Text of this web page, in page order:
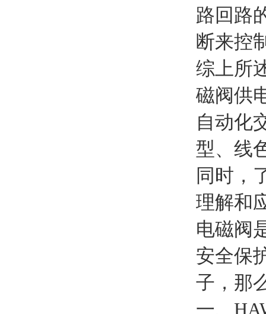
路回路
断来控
综上所
磁阀供
自动化
型、线
同时，
理解和
电磁阀
安全保
子，那
一、